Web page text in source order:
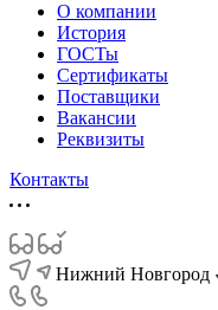
О компании
История
ГОСТы
Сертификаты
Поставщики
Вакансии
Реквизиты
Контакты
Нижний Новгород